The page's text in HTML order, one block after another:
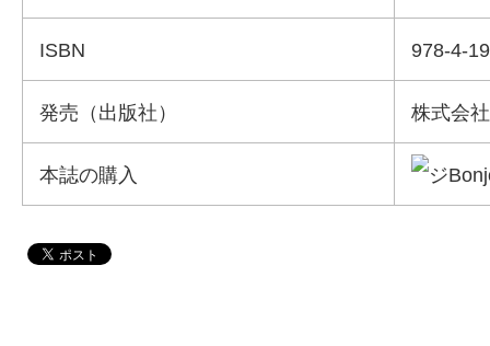
ISBN 978-4-
発売（出版社） 株式会
本誌の購入